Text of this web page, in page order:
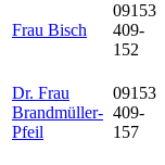
Frau Bisch
09153
409-
152
Dr. Frau
Brandmüller-
Pfeil
09153
409-
157